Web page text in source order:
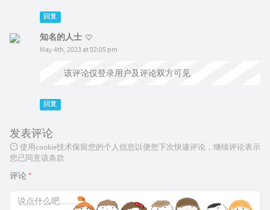
回复
知名的人士
May 4th, 2023 at 02:05 pm
该评论仅登录用户及评论双方可见
回复
发表评论
使用cookie技术保留您的个人信息以便您下次快速评论，继续评论表示
您已同意该条款
评论 *